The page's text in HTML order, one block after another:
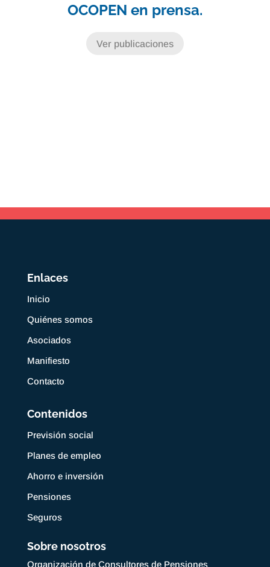
OCOPEN en prensa.
Ver publicaciones
Enlaces
Inicio
Quiénes somos
Asociados
Manifiesto
Contacto
Contenidos
Previsión social
Planes de empleo
Ahorro e inversión
Pensiones
Seguros
Sobre nosotros
Organización de Consultores de Pensiones